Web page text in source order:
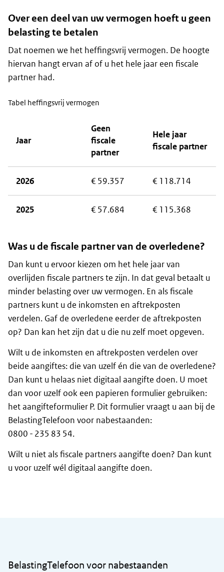
Over een deel van uw vermogen hoeft u geen
belasting te betalen
Dat noemen we het heffingsvrij vermogen. De hoogte
hiervan hangt ervan af of u het hele jaar een fiscale
partner had.
Tabel heffingsvrij vermogen
Jaar
Geen
fiscale
partner
Hele jaar
fiscale partner
2026 € 59.357 € 118.714
2025 € 57.684 € 115.368
Was u de fiscale partner van de overledene?
Dan kunt u ervoor kiezen om het hele jaar van
overlijden fiscale partners te zijn. In dat geval betaalt u
minder belasting over uw vermogen. En als fiscale
partners kunt u de inkomsten en aftrekposten
verdelen. Gaf de overledene eerder de aftrekposten
op? Dan kan het zijn dat u die nu zelf moet opgeven.
Wilt u de inkomsten en aftrekposten verdelen over
beide aangiftes: die van uzelf én die van de overledene?
Dan kunt u helaas niet digitaal aangifte doen. U moet
dan voor uzelf ook een papieren formulier gebruiken:
het aangifteformulier P. Dit formulier vraagt u aan bij de
BelastingTelefoon voor nabestaanden:
0800 - 235 83 54.
Wilt u niet als fiscale partners aangifte doen? Dan kunt
u voor uzelf wél digitaal aangifte doen.
BelastingTelefoon voor nabestaanden